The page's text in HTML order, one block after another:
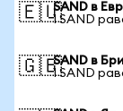
🇪🇺SAND в
1 SAND
🇬🇧SAND в
1 SAND